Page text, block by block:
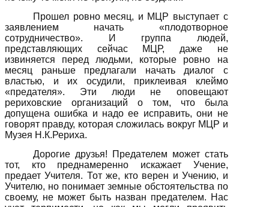
Прошел ровно месяц, и МЦР выступает с
заявлением начать «плодотворное
сотрудничество». И группа людей,
представляющих сейчас МЦР, даже не
извиняется перед людьми, которые ровно на
месяц раньше предлагали начать диалог с
властью, и их осудили, приклеивая клеймо
«предателя». Эти люди не оповещают
рериховские организаций о том, что была
допущена ошибка и надо ее исправить, они не
говорят правду, которая сложилась вокруг МЦР и
Музея Н.К.Рериха.
Дорогие друзья! Предателем может стать
тот, кто преднамеренно искажает Учение,
предает Учителя. Тот же, кто верен и Учению, и
Учителю, но понимает земные обстоятельства по
своему, не может быть назван предателем. Нас